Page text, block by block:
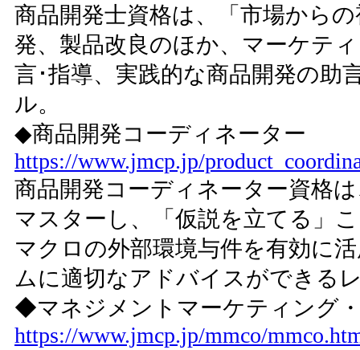
商品開発士資格は、「市場から
発、製品改良のほか、マーケテ
言･指導、実践的な商品開発の助
ル。
◆商品開発コーディネーター
https://www.jmcp.jp/
商品開発コーディネーター資格
マスターし、「仮説を立てる」
マクロの外部環境与件を有効に
ムに適切なアドバイスができる
◆マネジメントマーケティング
https://www.jmcp.jp/mmco/